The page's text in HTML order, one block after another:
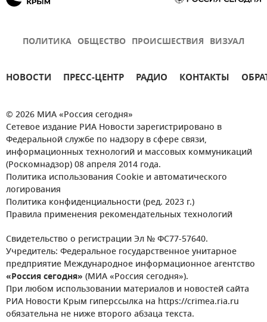
ПОЛИТИКА ОБЩЕСТВО ПРОИСШЕСТВИЯ ВИЗУАЛ
НОВОСТИ ПРЕСС-ЦЕНТР РАДИО КОНТАКТЫ
© 2026 МИА «Россия сегодня»
Сетевое издание РИА Новости зарегистрировано в
Федеральной службе по надзору в сфере связи,
информационных технологий и массовых коммуникаций
(Роскомнадзор) 08 апреля 2014 года.
Политика использования Cookie и автоматического
логирования
Политика конфиденциальности (ред. 2023 г.)
Правила применения рекомендательных технологий
Свидетельство о регистрации Эл № ФС77-57640.
Учредитель: Федеральное государственное унитарное
предприятие Международное информационное агентство
«Россия сегодня» (МИА «Россия сегодня»).
При любом использовании материалов и новостей сайта
РИА Новости Крым гиперссылка на https://crimea.ria.ru
обязательна не ниже второго абзаца текста.